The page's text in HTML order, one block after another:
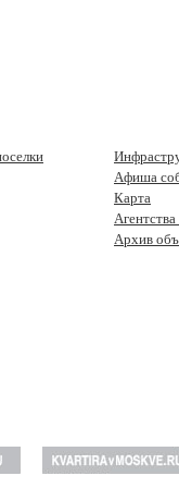
Афиша
Карта
Архив